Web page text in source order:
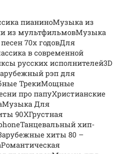
пианиноМузыка из
из мультфильмовМузыка
70х годовДля
в современной
русских исполнителей3D
рэп для
ТрекиМощные
про папуХристианские
Для
90ХГрустная
хип-
хиты 80 –